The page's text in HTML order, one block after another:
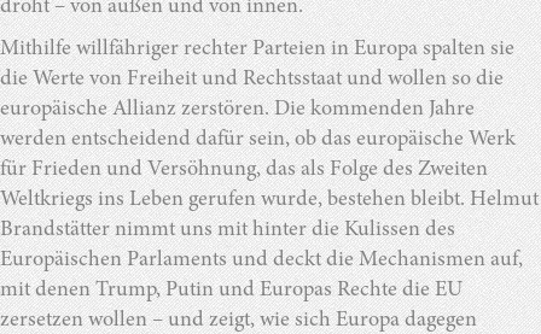
droht – von außen und von innen.
Mithilfe willfähriger rechter Parteien in Europa spalten sie
die Werte von Freiheit und Rechtsstaat und wollen so die
europäische Allianz zerstören. Die kommenden Jahre
werden entscheidend dafür sein, ob das europäische Werk
für Frieden und Versöhnung, das als Folge des Zweiten
Weltkriegs ins Leben gerufen wurde, bestehen bleibt. Helmut
Brandstätter nimmt uns mit hinter die Kulissen des
Europäischen Parlaments und deckt die Mechanismen auf,
mit denen Trump, Putin und Europas Rechte die EU
zersetzen wollen – und zeigt, wie sich Europa dagegen